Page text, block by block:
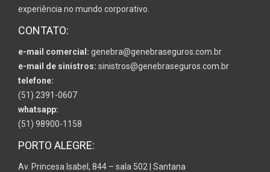
experiência no mundo corporativo.
CONTATO:
e-mail comercial: genebra@genebraseguros.com.br
e-mail de sinistros: sinistros@genebraseguros.com.br
telefone:
(51) 2391-0607
whatsapp:
(51) 98900-1158
PORTO ALEGRE:
Av. Princesa Isabel, 844 – sala 502 | Santana